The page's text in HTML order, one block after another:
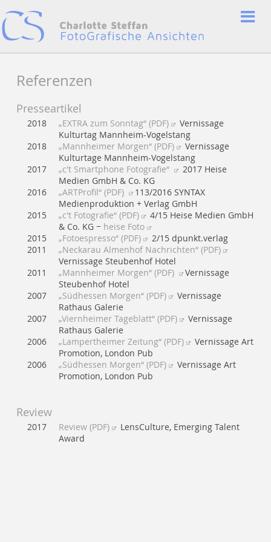
Referenzen
Presseartikel
2018 „EXTRA zum Sonntag“ (PDF)
Vernissage
Kulturtag Mannheim-Vogelstang
2018
„Mannheimer Morgen“ (PDF)
Vernissage
Kulturtage Mannheim-Vogelstang
2017
„c't Smartphone Fotografie“
2017 Heise
Medien GmbH & Co. KG
2016
„ARTProfil“ (PDF)
113/2016 SYNTAX
Medienproduktion + Verlag GmbH
2015
„c't Fotografie“ (PDF)
4/15 Heise Medien GmbH
& Co. KG − heise Foto
2015
„Fotoespresso“ (PDF)
2/15 dpunkt.verlag
2011
„Neckarau Almenhof Nachrichten“ (PDF)
Vernissage Steubenhof Hotel
2011
„Mannheimer Morgen“ (PDF)
Vernissage
Steubenhof Hotel
2007
„Südhessen Morgen“ (PDF)
Vernissage
Rathaus Galerie
2007
„Viernheimer Tageblatt“ (PDF)
Vernissage
Rathaus Galerie
2006
„Lampertheimer Zeitung“ (PDF)
Vernissage Art
Promotion, London Pub
2006
„Südhessen Morgen“ (PDF)
Vernissage Art
Promotion, London Pub
Review
2017 Review (PDF)
LensCulture, Emerging Talent
Award